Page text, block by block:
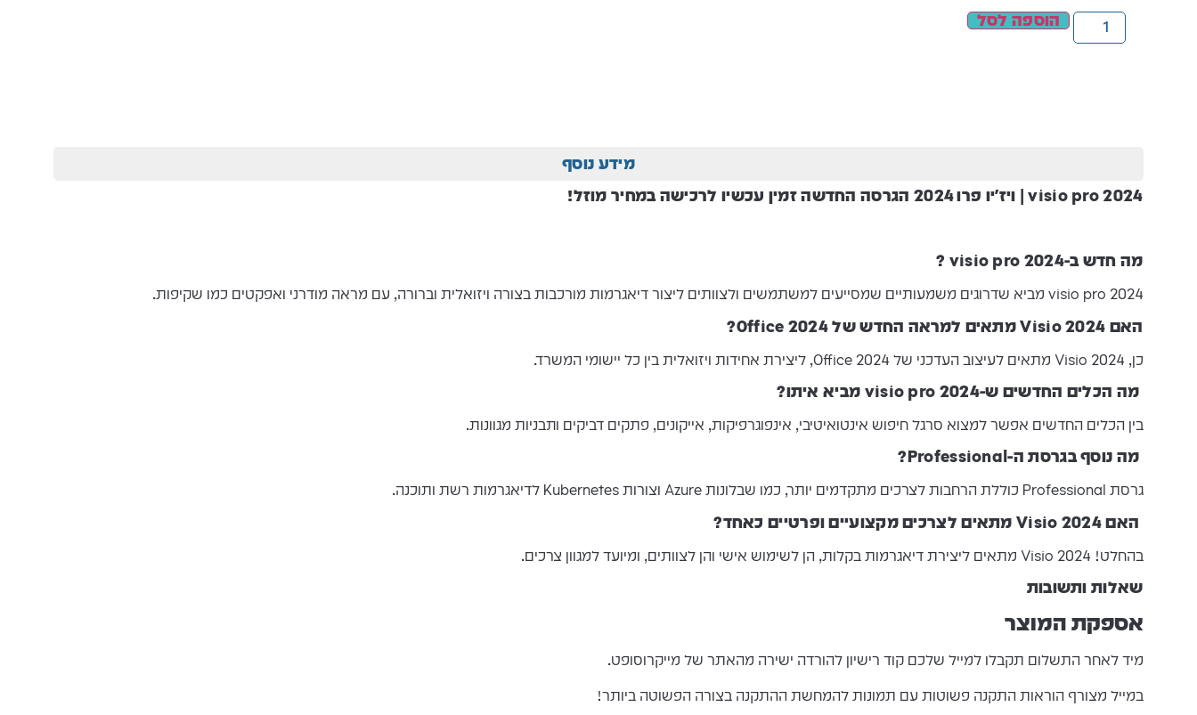
הוספה לסל
מידע נוסף
visio pro 2024 | ויז'יו פרו 2024 הגרסה החדשה זמין עכשיו לרכישה במחיר מוזל!
מה חדש ב-visio pro 2024 ?
visio pro 2024 מביא שדרוגים משמעותיים שמסייעים למשתמשים ולצוותים ליצור דיאגרמות מורכבות בצורה ויזואלית וברורה, עם מראה מודרני ואפקטים כמו שקיפות.
האם Visio 2024 מתאים למראה החדש של Office 2024?
כן, Visio 2024 מתאים לעיצוב העדכני של Office 2024, ליצירת אחידות ויזואלית בין כל יישומי המשרד.
מה הכלים החדשים ש-visio pro 2024 מביא איתו?
בין הכלים החדשים אפשר למצוא סרגל חיפוש אינטואיטיבי, אינפוגרפיקות, אייקונים, פתקים דביקים ותבניות מגוונות.
מה נוסף בגרסת ה-Professional?
גרסת Professional כוללת הרחבות לצרכים מתקדמים יותר, כמו שבלונות Azure וצורות Kubernetes לדיאגרמות רשת ותוכנה.
האם Visio 2024 מתאים לצרכים מקצועיים ופרטיים כאחד?
בהחלט! Visio 2024 מתאים ליצירת דיאגרמות בקלות, הן לשימוש אישי והן לצוותים, ומיועד למגוון צרכים.
שאלות ותשובות
אספקת המוצר
מיד לאחר התשלום תקבלו למייל שלכם קוד רישיון להורדה ישירה מהאתר של מייקרוסופט.
במייל מצורף הוראות התקנה פשוטות עם תמונות להמחשת ההתקנה בצורה הפשוטה ביותר!